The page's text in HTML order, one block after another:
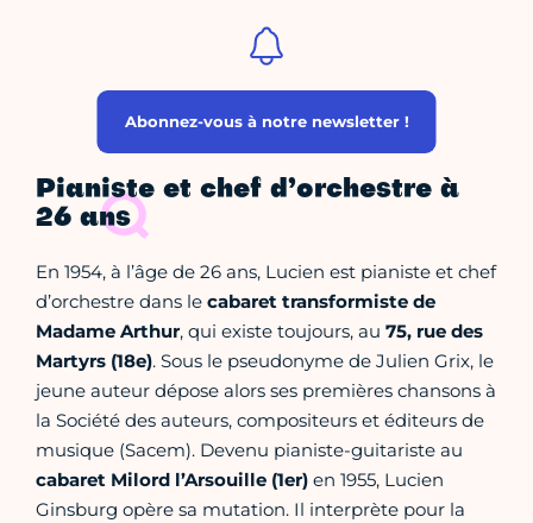
Abonnez-vous à notre newsletter !
Pianiste et chef d’orchestre à
26 ans
En 1954, à l’âge de 26 ans, Lucien est pianiste et chef
d’orchestre dans le cabaret transformiste de
Madame Arthur, qui existe toujours, au 75, rue des
Martyrs (18e). Sous le pseudonyme de Julien Grix, le
jeune auteur dépose alors ses premières chansons à
la Société des auteurs, compositeurs et éditeurs de
musique (Sacem). Devenu pianiste-guitariste au
cabaret Milord l’Arsouille (1er) en 1955, Lucien
Ginsburg opère sa mutation. Il interprète pour la